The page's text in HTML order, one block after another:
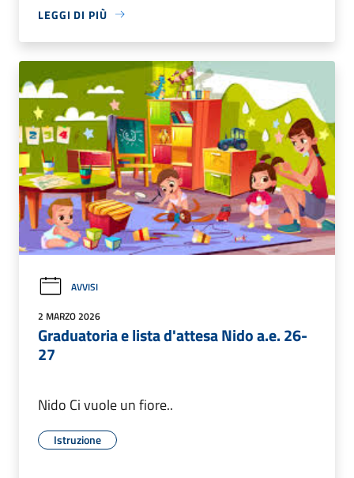
LEGGI DI PIÙ
AVVISI
2 MARZO 2026
Graduatoria e lista d'attesa Nido a.e. 26-
27
Nido Ci vuole un fiore..
Istruzione